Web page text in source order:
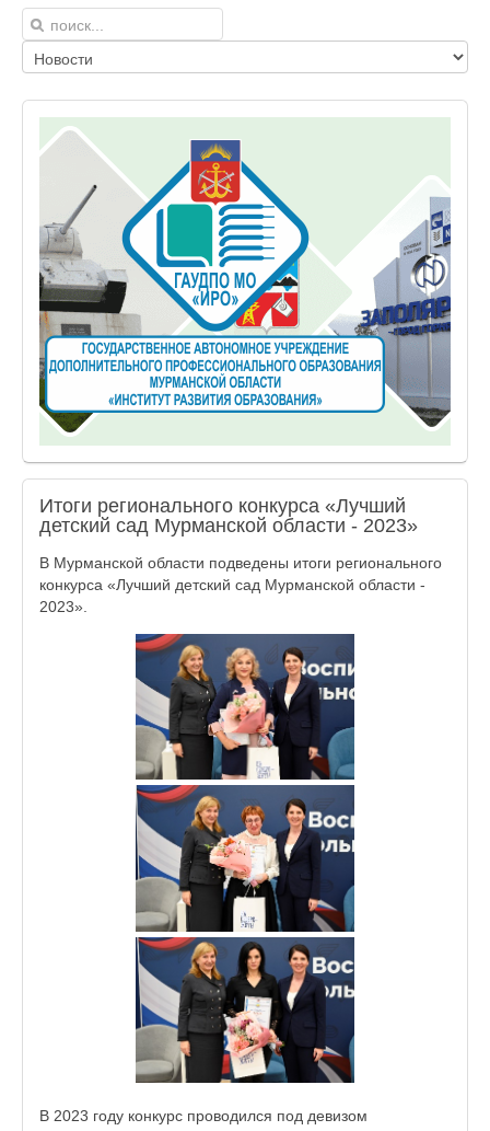
Итоги регионального конкурса «Лучший
детский сад Мурманской области - 2023»
В Мурманской области подведены итоги регионального
конкурса «Лучший детский сад Мурманской области -
2023».
В 2023 году конкурс проводился под девизом